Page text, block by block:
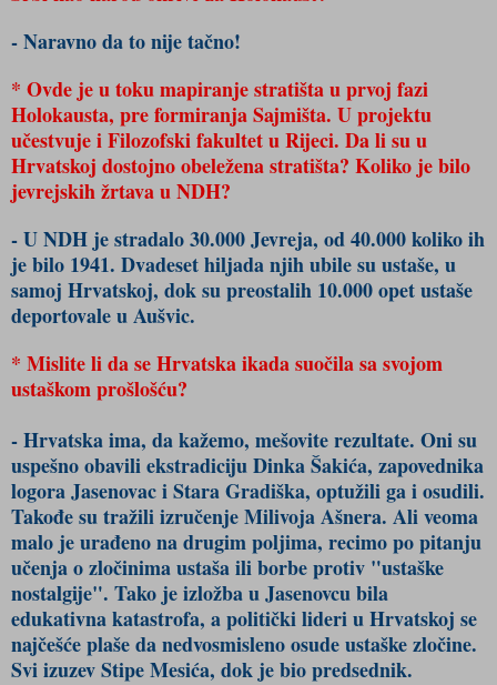
- Naravno da to nije tačno!
* Ovde je u toku mapiranje stratišta u prvoj fazi
Holokausta, pre formiranja Sajmišta. U projektu
učestvuje i Filozofski fakultet u Rijeci. Da li su u
Hrvatskoj dostojno obeležena stratišta? Koliko je bilo
jevrejskih žrtava u NDH?
- U NDH je stradalo 30.000 Jevreja, od 40.000 koliko ih
je bilo 1941. Dvadeset hiljada njih ubile su ustaše, u
samoj Hrvatskoj, dok su preostalih 10.000 opet ustaše
deportovale u Aušvic.
* Mislite li da se Hrvatska ikada suočila sa svojom
ustaškom prošlošću?
- Hrvatska ima, da kažemo, mešovite rezultate. Oni su
uspešno obavili ekstradiciju Dinka Šakića, zapovednika
logora Jasenovac i Stara Gradiška, optužili ga i osudili.
Takođe su tražili izručenje Milivoja Ašnera. Ali veoma
malo je urađeno na drugim poljima, recimo po pitanju
učenja o zločinima ustaša ili borbe protiv "ustaške
nostalgije". Tako je izložba u Jasenovcu bila
edukativna katastrofa, a politički lideri u Hrvatskoj se
najčešće plaše da nedvosmisleno osude ustaške zločine.
Svi izuzev Stipe Mesića, dok je bio predsednik.